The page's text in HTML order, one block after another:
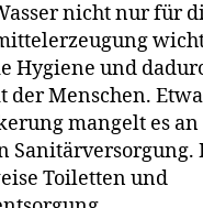
nicht nur für
Hygiene und
der Menschen.
mangelt es
Sanitärversorgung.
Toiletten und